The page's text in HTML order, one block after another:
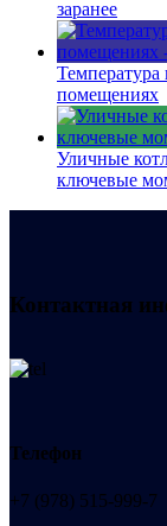
заранее
помещениях
Уличные
ключевые
Контактная
Телефон
+7 (978) 515-999-7